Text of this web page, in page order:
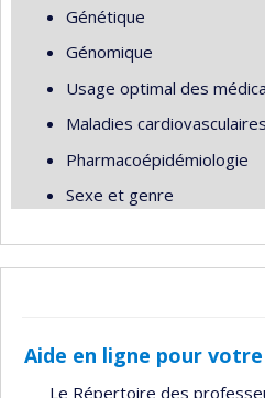
Génétique
Génomique
Usage optimal des
Maladies cardiovasculaires
Pharmacoépidémiologie
Sexe et genre
Aide en ligne pour
Le Répertoire des